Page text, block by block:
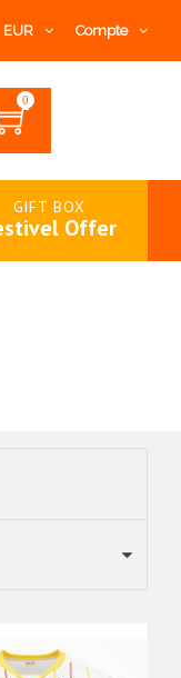
EUR Compte
0
GIFT BOX
Offer